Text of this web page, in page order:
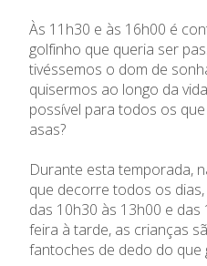
Às 11h30 e às 16h00 é
golfinho que queria ser
tivéssemos o dom de
quisermos ao longo da
possível para todos os
asas?
Durante esta temporada,
que decorre todos os
das 10h30 às 13h00 e das
feira à tarde, as crianças
fantoches de dedo do que